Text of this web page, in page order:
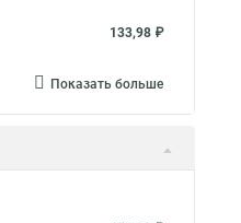
133,98 ₽
Показать больше